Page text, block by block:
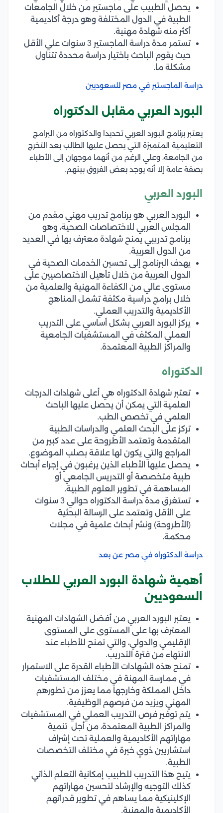
يحصل الطبيب على ماجستير من خلال الجامعات
الطبية في الدول المختلفة وهو درجة أكاديمية
أكثر منه شهادة مهنية.
تستمر مدة دراسة الماجستير 3 سنوات علي الأقل
حيث يقوم الباحث باختيار دراسة محددة تتناول
مشكلة ما.
دراسة الماجستير في مصر للسعوديين
البورد العربي مقابل الدكتوراه
يعتبر برنامج البورد العربي تحديدا والدكتوراه من البرامج
التعليمية المتميزة التي يحصل عليها الطالب بعد التخرج
من الجامعة، وعلي الرغم من أنهما موجهان إلى الأطباء
بصفة عامة إلا أنه يوجد بعض الفروق بينهم.
البورد العربي
البورد العربي هو برنامج تدريب مهني مقدم من
المجلس العربي للاختصاصات الصحية، وهو
برنامج تدريبي يمنح شهادة معترف بها في العديد
من الدول العربية.
يهدف البرنامج إلى تحسين الخدمات الصحية في
الدول العربية من خلال تأهيل الاختصاصيين على
مستوى عالي من الكفاءة المهنية والعلمية من
خلال برامج دراسية مكثفة تشمل المناهج
الأكاديمية والتدريب العملي.
يركز البورد العربي بشكل أساسي على التدريب
العملي المكثف في المستشفيات الجامعية
والمراكز الطبية المعتمدة.
الدكتوراه
تعتبر شهادة الدكتوراه هي أعلى شهادات الدرجات
العلمية التي يمكن أن يحصل عليها الباحث
العلمي في تخصص الطب.
تركز على البحث العلمي والدراسات الطبية
المتقدمة وتعتمد الأطروحة على عدد كبير من
المراجع والتي يكون لها علاقة بصلب الموضوع.
يحصل عليها الأطباء الذين يرغبون في إجراء أبحاث
طبية متخصصة أو التدريس الجامعي أو
المساهمة في تطوير العلوم الطبية.
تستغرق مدة دراسة الدكتوراه حوالي 3 سنوات
على الأقل وتعتمد على الرسالة البحثية
(الأطروحة) ونشر أبحاث علمية في مجلات
محكمة.
دراسة الدكتوراه في مصر عن بعد
أهمية شهادة البورد العربي للطلاب
السعوديين
يعتبر البورد العربي من أفضل الشهادات المهنية
المعترف بها على المستوى على المستوى
الإقليمي والدولي، والتي تمنح للأطباء عند
الانتهاء من فترة التدريب.
تمنح هذه الشهادات الأطباء القدرة على الاستمرار
في ممارسة المهنة في مختلف المستشفيات
داخل المملكة وخارجها مما يعزز من تطورهم
المهني ويزيد من فرصهم الوظيفية.
يتم توفير فرص التدريب العملي في المستشفيات
والمراكز الطبية المعتمدة، من أجل تنمية
مهاراتهم الأكاديمية والعملية تحت إشراف
استشاريين ذوي خبرة في مختلف التخصصات
الطبية.
يتيح هذا التدريب للطبيب إمكانية التعلم الذاتي
كذلك التوجيه والإرشاد لتحسين مهاراتهم
الإكلينيكية مما يساهم في تطوير قدراتهم
الأكاديمية والمهنية.